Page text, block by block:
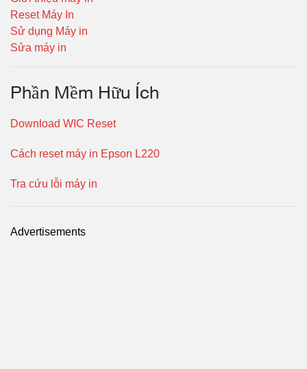
Reset Máy In
Sử dụng Máy in
Sửa máy in
Phần Mềm Hữu Ích
Download WIC Reset
Cách reset máy in Epson L220
Tra cứu lỗi máy in
Advertisements